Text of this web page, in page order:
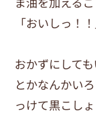
「おいしっ！
おかずにして
とかなんかい
っけて黒こし